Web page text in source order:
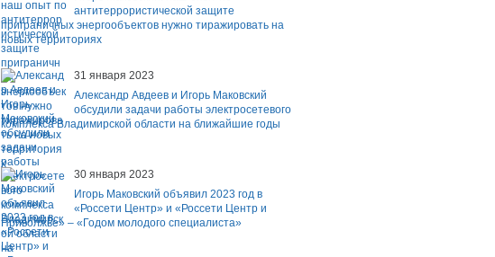
антитеррористической защите
приграничных энергообъектов нужно тиражировать на
новых территориях
31 января 2023
Александр Авдеев и Игорь Маковский
обсудили задачи работы электросетевого
комплекса Владимирской области на ближайшие годы
30 января 2023
Игорь Маковский объявил 2023 год в
«Россети Центр» и «Россети Центр и
Приволжье» – «Годом молодого специалиста»